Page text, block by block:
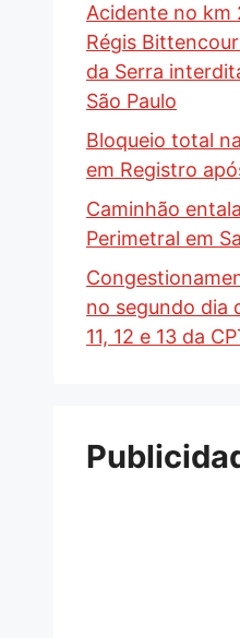
Acidente no km
Régis
da Serra
São Paulo
Bloqueio total
em Registro
Caminhão
Perimetral em
no segundo dia
11, 12 e 13 da